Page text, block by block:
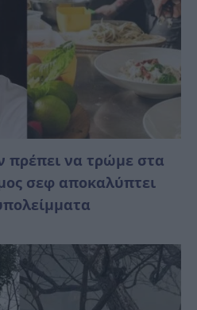
πρέπει να τρώμε στα
σεφ αποκαλύπτει